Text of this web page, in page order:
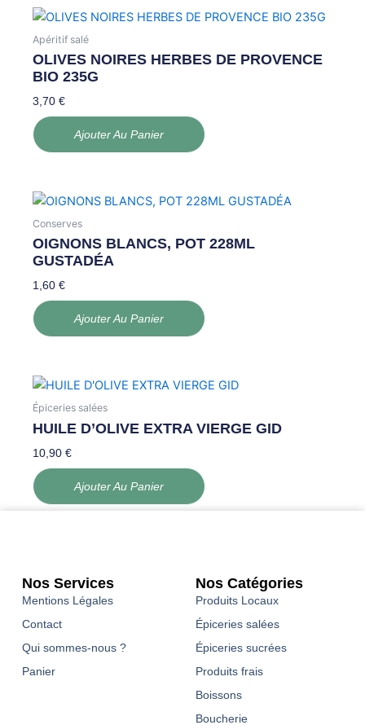
Apéritif salé
OLIVES NOIRES HERBES DE PROVENCE
BIO 235G
3,70€
Ajouter Au Panier
Conserves
OIGNONS BLANCS, POT 228ML
GUSTADÉA
1,60€
Ajouter Au Panier
Épiceries salées
HUILE D’OLIVE EXTRA VIERGE GID
10,90€
Ajouter Au Panier
Nos Services
Mentions Légales
Contact
Qui sommes-nous ?
Panier
Nos Catégories
Produits Locaux
Épiceries salées
Épiceries sucrées
Produits frais
Boissons
Boucherie